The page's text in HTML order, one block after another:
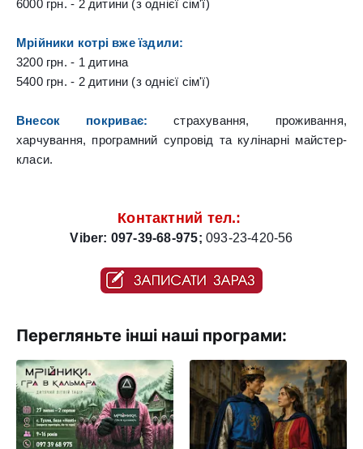
6000 грн. - 2 дитини (з однієї сім'ї)
Мрійники котрі вже їздили:
3200 грн. - 1 дитина
5400 грн. - 2 дитини (з однієї сім'ї)
Внесок покриває: страхування, проживання,
харчування, програмний супровід та кулінарні майстер-
класи.
Контактний тел.:
Viber: 097-39-68-975; 093-23-420-56
Перегляньте інші наші програми: